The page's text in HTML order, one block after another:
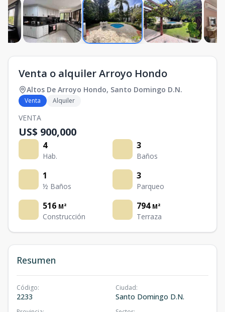
Venta o alquiler Arroyo Hondo
Altos De Arroyo Hondo, Santo Domingo D.N.
Venta Alquiler
VENTA
US$ 900,000
4
Hab.
3
Baños
1
½ Baños
3
Parqueo
516 M²
Construcción
794 M²
Terraza
Resumen
Código:
2233
Ciudad:
Santo Domingo D.N.